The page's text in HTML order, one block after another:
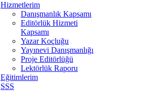
Hizmetlerim
Danışmanlık Kapsamı
Editörlük Hizmeti
Kapsamı
Yazar Koçluğu
Yayınevi Danışmanlığı
Proje Editörlüğü
Lektörlük Raporu
Eğitimlerim
SSS